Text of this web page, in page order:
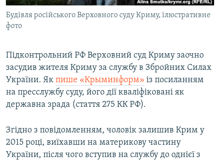
ІНФОГРАФІКА
ДОЛУЧАЙСЯ!
Усі сайти RFE/RL
Будівля російського Верховного суду Криму, ілюстративне
фото
Підконтрольний РФ Верховний суд Криму заочно
засудив жителя Криму за службу в Збройних Силах
України. Як пише «Крыминформ» із посиланням
на пресслужбу суду, його дії кваліфіковані як
державна зрада (стаття 275 КК РФ).
Згідно з повідомленням, чоловік залишив Крим у
2015 році, виїхавши на материкову частину
України, після чого вступив на службу до однієї з